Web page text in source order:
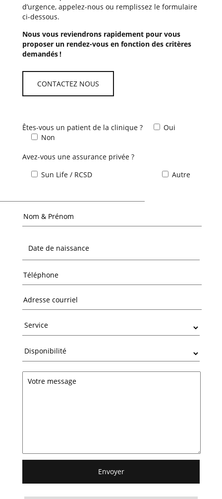
d’urgence, appelez-nous ou remplissez le formulaire
ci-dessous.
Nous vous reviendrons rapidement pour vous
proposer un rendez-vous en fonction des critères
demandés !
CONTACTEZ NOUS
Êtes-vous un patient de la clinique ?
Oui
Non
Avez-vous une assurance privée ?
Sun Life / RCSD
Autre